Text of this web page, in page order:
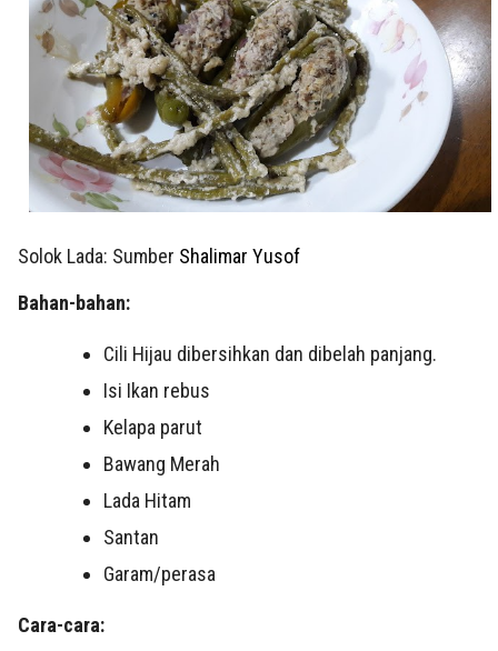
Solok Lada: Sumber Shalimar Yusof
Bahan-bahan:
Cili Hijau dibersihkan dan dibelah panjang.
Isi Ikan rebus
Kelapa parut
Bawang Merah
Lada Hitam
Santan
Garam/perasa
Cara-cara: